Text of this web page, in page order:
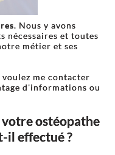
. Nous y avons
nécessaires et toutes
métier et ses
me contacter
d'informations ou
ostéopathe
il effectué ?